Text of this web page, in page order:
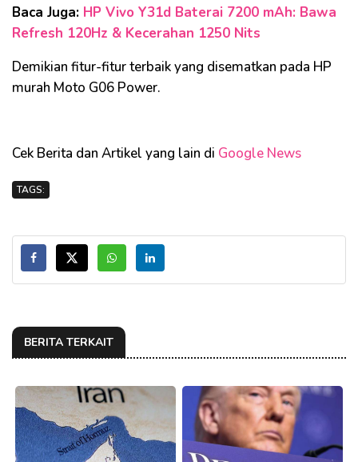
Baca Juga: HP Vivo Y31d Baterai 7200 mAh: Bawa
Refresh 120Hz & Kecerahan 1250 Nits
Demikian fitur-fitur terbaik yang disematkan pada HP
murah Moto G06 Power.
Cek Berita dan Artikel yang lain di Google News
TAGS:
BERITA TERKAIT